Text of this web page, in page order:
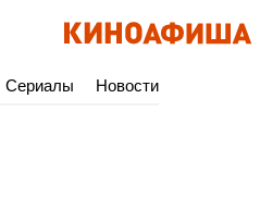
Сериалы Новости